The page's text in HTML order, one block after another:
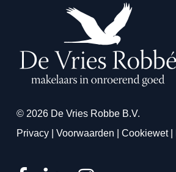
© 2026 De Vries Robbe B.V.
Privacy| Voorwaarden Cookiewet|